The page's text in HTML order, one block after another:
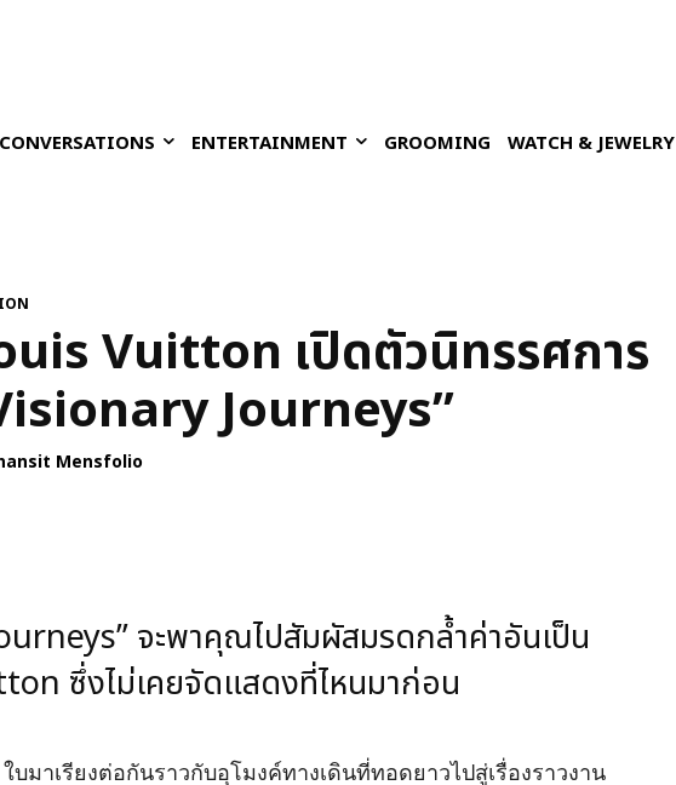
CONVERSATIONS ENTERTAINMENT GROOMING WATCH & JEWELRY
Vuitton เปิดตัวนิทรรศการ
Journeys”
Mensfolio
จะพาคุณไปสัมผัสมรดกล้ำค่าอันเป็น
ซึ่งไม่เคยจัดแสดงที่ไหนมาก่อน
มาเรียงต่อกันราวกับอุโมงค์ทางเดินที่ทอดยาวไปสู่เรื่องราวงาน